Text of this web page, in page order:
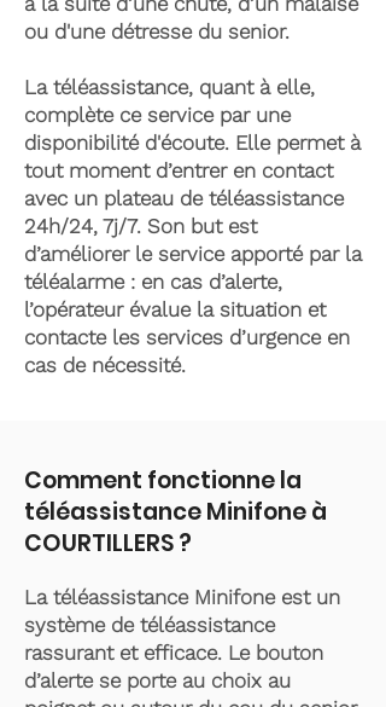
ou d'une détresse du senior.
La téléassistance, quant à elle,
complète ce service par une
disponibilité d'écoute. Elle permet à
tout moment d’entrer en contact
avec un plateau de téléassistance
24h/24, 7j/7. Son but est
d’améliorer le service apporté par la
téléalarme : en cas d’alerte,
l’opérateur évalue la situation et
contacte les services d’urgence en
cas de nécessité.
Comment fonctionne la
téléassistance Minifone à
COURTILLERS ?
La téléassistance Minifone est un
système de téléassistance
rassurant et efficace. Le bouton
d’alerte se porte au choix au